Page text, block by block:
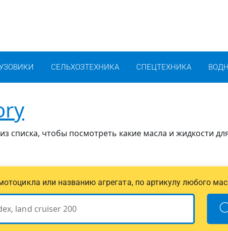
СЕЛЬХОЗТЕХНИКА СПЕЦТЕХНИКА
списка, чтобы посмотреть какие масла и жидкости
или названию агрегата, по артикулу любого